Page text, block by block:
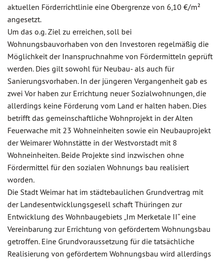
aktuellen Förderrichtlinie eine Obergrenze von 6,10 €/m²
angesetzt.
Um das o.g. Ziel zu erreichen, soll bei
Wohnungsbauvorhaben von den Investoren regelmäßig die
Möglichkeit der Inanspruchnahme von Fördermitteln geprüft
werden. Dies gilt sowohl für Neubau- als auch für
Sanierungsvorhaben. In der jüngeren Vergangenheit gab es
zwei Vor haben zur Errichtung neuer Sozialwohnungen, die
allerdings keine Förderung vom Land er halten haben. Dies
betrifft das gemeinschaftliche Wohnprojekt in der Alten
Feuerwache mit 23 Wohneinheiten sowie ein Neubauprojekt
der Weimarer Wohnstätte in der Westvorstadt mit 8
Wohneinheiten. Beide Projekte sind inzwischen ohne
Fördermittel für den sozialen Wohnungs bau realisiert
worden.
Die Stadt Weimar hat im städtebaulichen Grundvertrag mit
der Landesentwicklungsgesell schaft Thüringen zur
Entwicklung des Wohnbaugebiets „Im Merketale II“ eine
Vereinbarung zur Errichtung von gefördertem Wohnungsbau
getroffen. Eine Grundvoraussetzung für die tatsächliche
Realisierung von gefördertem Wohnungsbau wird allerdings